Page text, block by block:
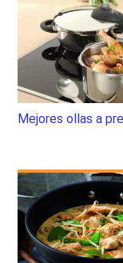
Mejores ollas a